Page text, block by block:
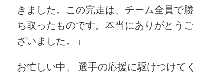
きました。この完走は、チーム全員で勝
ち取ったものです。本当にありがとうご
ざいました。」
お忙しい中、 選手の応援に駆けつけてく